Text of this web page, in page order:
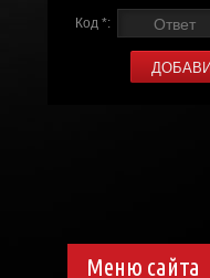
Код *:
Меню сайта